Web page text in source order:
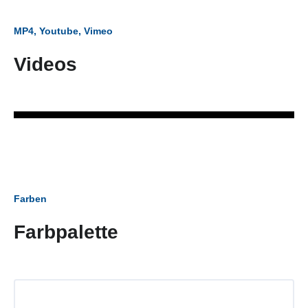
MP4, Youtube, Vimeo
Videos
Farben
Farbpalette